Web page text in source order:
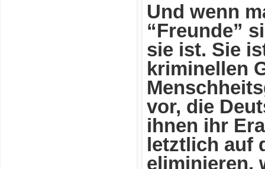
Und wenn
“Freunde”
sie ist. Sie
kriminellen
vor, die
ihnen ihr
letztlich auf
eliminieren,